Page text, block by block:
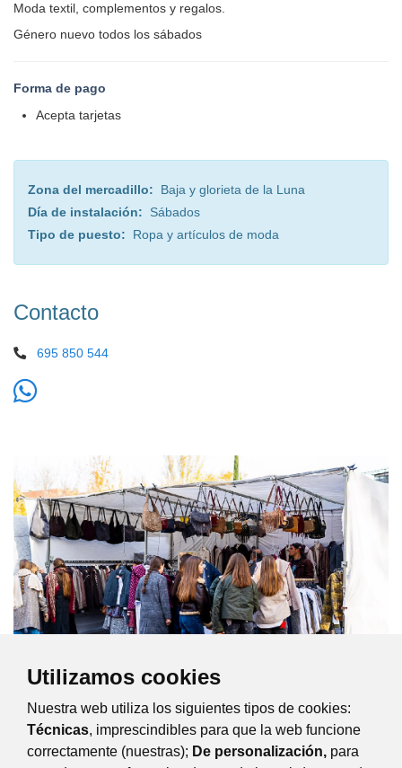
Utilizamos cookies
Nuestra web utiliza los siguientes tipos de cookies:
Técnicas, imprescindibles para que la web funcione
correctamente (nuestras); De personalización, para
Moda textil, complementos y regalos.
Género nuevo todos los sábados
Forma de pago
Acepta tarjetas
Zona del mercadillo: Baja y glorieta de la Luna
Día de instalación: Sábados
Tipo de puesto: Ropa y artículos de moda
Contacto
695 850 544
Ver el mapa completo del Mercadillo de Majadahonda
los MARTES